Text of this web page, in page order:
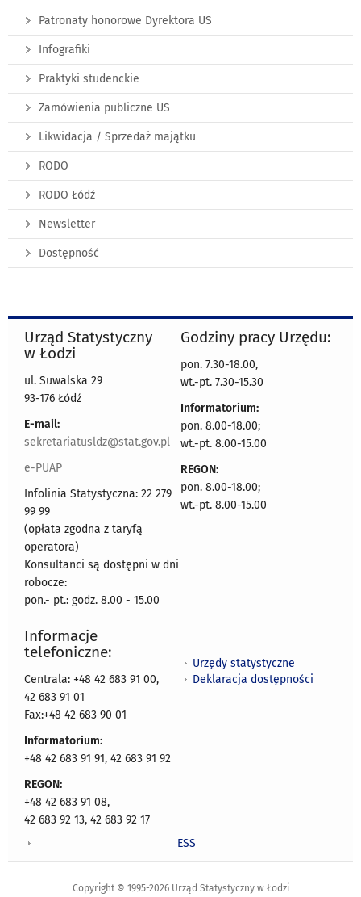
Patronaty honorowe Dyrektora US
Infografiki
Praktyki studenckie
Zamówienia publiczne US
Likwidacja / Sprzedaż majątku
RODO
RODO Łódź
Newsletter
Dostępność
Urząd Statystyczny
w Łodzi
ul. Suwalska 29
93-176 Łódź
E-mail:
sekretariatusldz@stat.gov.pl
e-PUAP
Infolinia Statystyczna: 22 279
99 99
(opłata zgodna z taryfą
operatora)
Konsultanci są dostępni w dni
robocze:
pon.- pt.: godz. 8.00 - 15.00
Godziny pracy Urzędu:
pon. 7.30-18.00,
wt.-pt. 7.30-15.30
Informatorium:
pon. 8.00-18.00;
wt.-pt. 8.00-15.00
REGON:
pon. 8.00-18.00;
wt.-pt. 8.00-15.00
Informacje
telefoniczne:
Centrala: +48 42 683 91 00,
42 683 91 01
Fax:+48 42 683 90 01
Informatorium:
+48 42 683 91 91, 42 683 91 92
REGON:
+48 42 683 91 08,
42 683 92 13, 42 683 92 17
Urzędy statystyczne
Deklaracja dostępności
ESS
Copyright © 1995-2026 Urząd Statystyczny w Łodzi